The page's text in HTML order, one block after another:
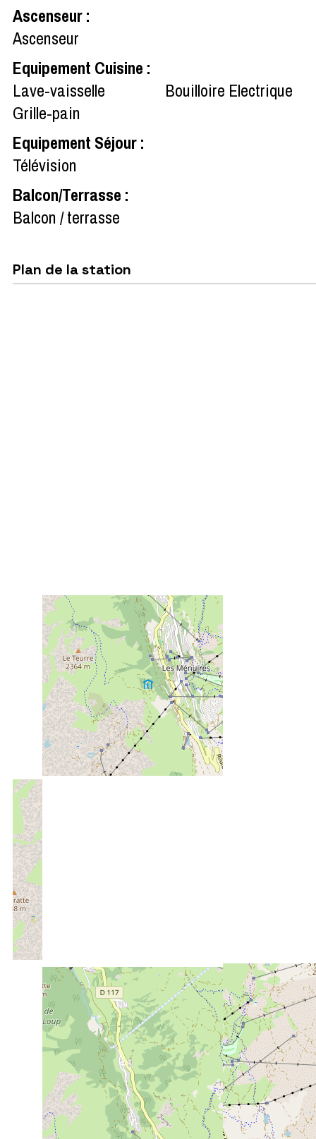
Ascenseur:
Ascenseur
Equipement Cuisine :
Lave-vaisselle
Bouilloire Electrique
Grille-pain
Equipement Séjour:
Télévision
Balcon/Terrasse :
Balcon / terrasse
Plan de la station